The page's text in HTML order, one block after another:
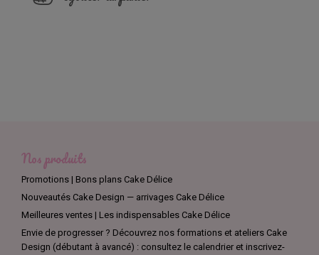
Nos produits
Promotions | Bons plans Cake Délice
Nouveautés Cake Design — arrivages Cake Délice
Meilleures ventes | Les indispensables Cake Délice
Envie de progresser ? Découvrez nos formations et ateliers Cake
Design (débutant à avancé) : consultez le calendrier et inscrivez-